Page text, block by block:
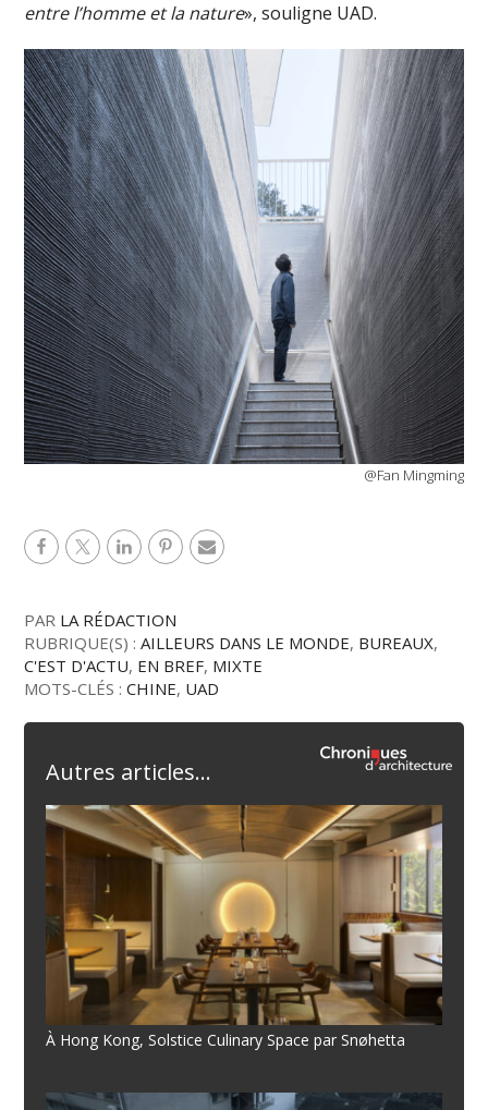
entre l’homme et la nature», souligne UAD.
@Fan Mingming
PAR LA RÉDACTION
RUBRIQUE(S) :AILLEURS DANS LE MONDE, BUREAUX,
C'EST D'ACTU, EN BREF, MIXTE
MOTS-CLÉS :CHINE, UAD
Autres articles...
À Hong Kong, Solstice Culinary Space par Snøhetta